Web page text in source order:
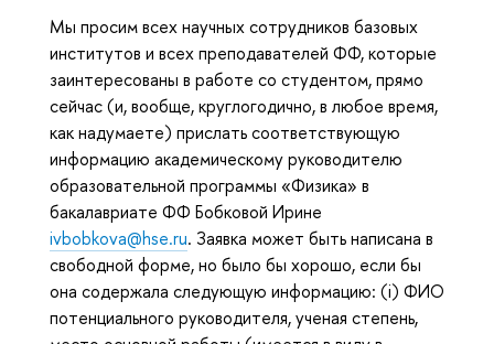
Мы просим всех научных сотрудников базовых
институтов и всех преподавателей ФФ, которые
заинтересованы в работе со студентом, прямо
сейчас (и, вообще, круглогодично, в любое время,
как надумаете) прислать соответствующую
информацию академическому руководителю
образовательной программы «Физика» в
бакалавриате ФФ Бобковой Ирине
ivbobkova@hse.ru. Заявка может быть написана в
свободной форме, но было бы хорошо, если бы
она содержала следующую информацию: (i) ФИО
потенциального руководителя, ученая степень,